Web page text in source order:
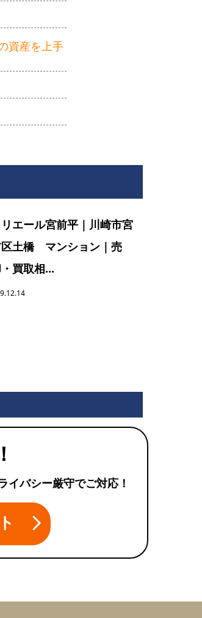
資産を上手
エール宮前平｜川崎市宮
土橋 マンション｜売
買取相...
イバシー厳守でご対応！